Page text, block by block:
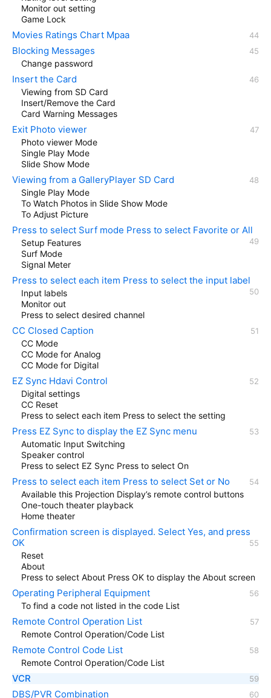
Monitor out setting
Game Lock
Movies Ratings Chart Mpaa
Blocking Messages
Change password
Insert the Card
Viewing from SD Card
Insert/Remove the Card
Card Warning Messages
Exit Photo viewer
Photo viewer Mode
Single Play Mode
Slide Show Mode
Viewing from a GalleryPlayer SD Card
Single Play Mode
To Watch Photos in Slide Show Mode
To Adjust Picture
Press to select Surf mode Press to select Favorite or All
Setup Features
Surf Mode
Signal Meter
Press to select each item Press to select the input label
Input labels
Monitor out
Press to select desired channel
CC Closed Caption
CC Mode
CC Mode for Analog
CC Mode for Digital
EZ Sync Hdavi Control
Digital settings
CC Reset
Press to select each item Press to select the setting
Press EZ Sync to display the EZ Sync menu
Automatic Input Switching
Speaker control
Press to select EZ Sync Press to select On
Press to select each item Press to select Set or No
Available this Projection Display’s remote control buttons
One-touch theater playback
Home theater
Confirmation screen is displayed. Select Yes, and press
OK
Reset
About
Press to select About Press OK to display the About screen
Operating Peripheral Equipment
To find a code not listed in the code List
Remote Control Operation List
Remote Control Operation/Code List
Remote Control Code List
Remote Control Operation/Code List
VCR
DBS/PVR Combination